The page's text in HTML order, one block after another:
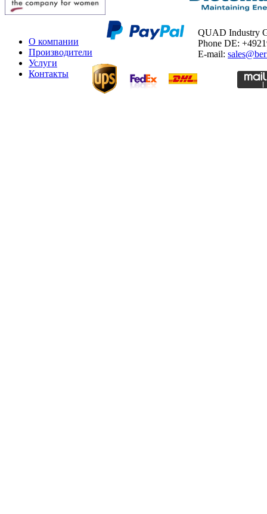
О компании
Производители
Услуги
Контакты
QUAD Industry
Phone DE:
E-mail: